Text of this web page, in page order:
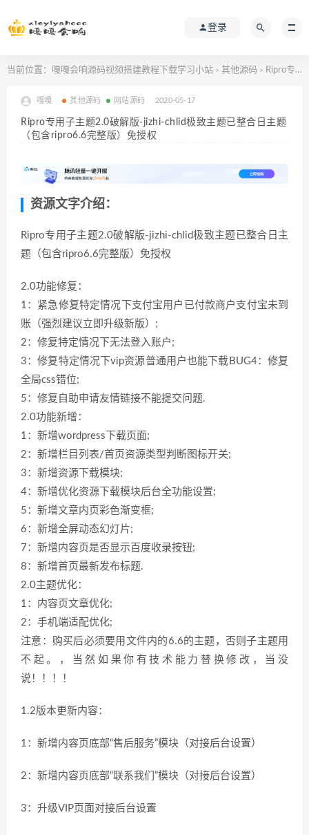
登录
当前位置： 嘎嘎会响源码视频搭建教程下载学习小站 > 其他源码 > Ripro专用子主题2.0破解版-jizhi-chlid极致主题已整合日主题（包含ripro6.6完整版）免授权
嘎嘎 其他源码 网站源码 2020-05-17
Ripro专用子主题2.0破解版-jizhi-chlid极致主题已整合日主题
（包含ripro6.6完整版）免授权
资源文字介绍：
Ripro专用子主题2.0破解版-jizhi-chlid极致主题已整合日主
题（包含ripro6.6完整版）免授权
2.0功能修复：
1：紧急修复特定情况下支付宝用户已付款商户支付宝未到
账（强烈建议立即升级新版）;
2：修复特定情况下无法登入账户;
3：修复特定情况下vip资源普通用户也能下载BUG4：修复
全局css错位;
5：修复自助申请友情链接不能提交问题.
2.0功能新增：
1：新增wordpress下载页面;
2：新增栏目列表/首页资源类型判断图标开关;
3：新增资源下载模块;
4：新增优化资源下载模块后台全功能设置;
5：新增文章内页彩色渐变框;
6：新增全屏动态幻灯片;
7：新增内容页是否显示百度收录按钮;
8：新增首页最新发布标题.
2.0主题优化：
1：内容页文章优化;
2：手机端适配优化;
注意：购买后必须要用文件内的6.6的主题，否则子主题用
不起。，当然如果你有技术能力替换修改，当没
说！！！！
1.2版本更新内容：
1：新增内容页底部“售后服务”模块（对接后台设置）
2：新增内容页底部“联系我们”模块（对接后台设置）
3：升级VIP页面对接后台设置